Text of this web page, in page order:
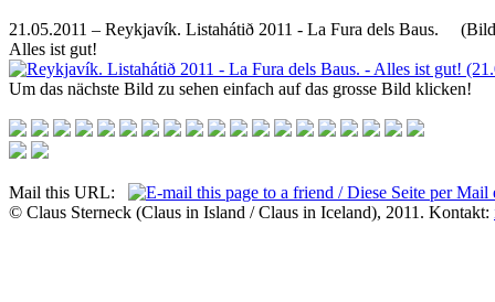
21.05.2011 – Reykjavík. Listahátið 2011 - La Fura dels Baus.
Alles ist gut!
Um das nächste Bild zu sehen einfach auf das grosse Bild klicken!
Mail this URL:
© Claus Sterneck (Claus in Island / Claus in Iceland), 2011. Kontakt: